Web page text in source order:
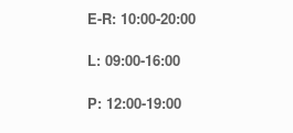
E-R: 10:00-20:00
L: 09:00-16:00
P: 12:00-19:00